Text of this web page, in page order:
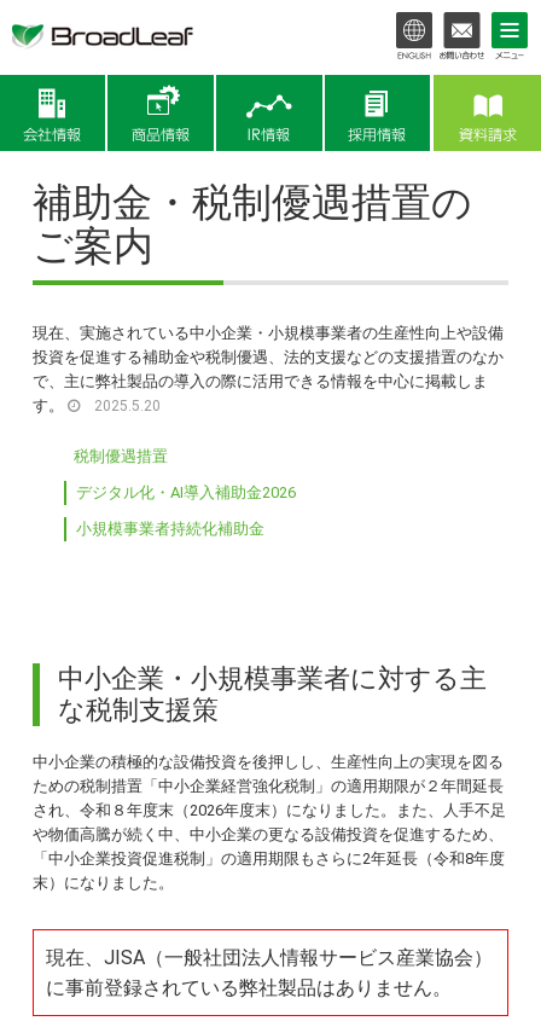
商品情報
補助金・税制優遇措置の
ご案内
現在、実施されている中小企業・小規模事業者の生産性向上や設備
投資を促進する補助金や税制優遇、法的支援などの支援措置のなか
で、主に弊社製品の導入の際に活用できる情報を中心に掲載しま
す。
2025.5.20
税制優遇措置
デジタル化・AI導入補助金2026
小規模事業者持続化補助金
中小企業・小規模事業者に対する主
な税制支援策
中小企業の積極的な設備投資を後押しし、生産性向上の実現を図る
ための税制措置「中小企業経営強化税制」の適用期限が２年間延長
され、令和８年度末（2026年度末）になりました。また、人手不足
や物価高騰が続く中、中小企業の更なる設備投資を促進するため、
「中小企業投資促進税制」の適用期限もさらに2年延長（令和8年度
末）になりました。
現在、JISA（一般社団法人情報サービス産業協会）
に事前登録されている弊社製品はありません。